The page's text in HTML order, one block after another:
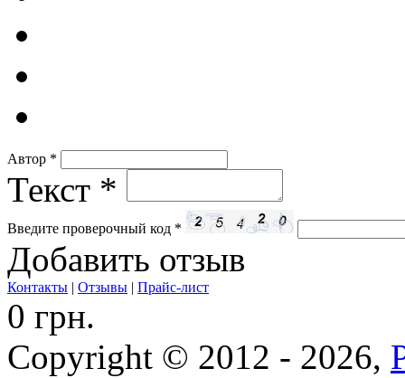
Автор *
Текст *
Введите проверочный код *
Добавить отзыв
Контакты | Отзывы | Прайс-лист
0 грн.
Copyright © 2012 - 2026,